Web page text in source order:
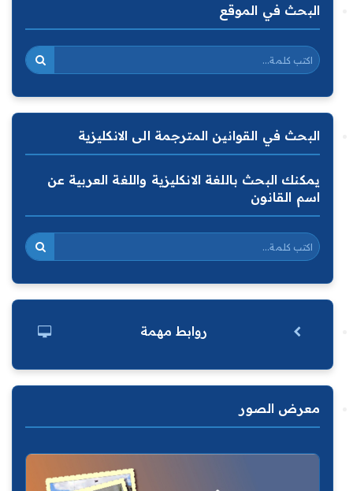
البحث في الموقع
البحث في القوانين المترجمة الى الانكليزية
يمكنك البحث باللغة الانكليزية واللغة العربية عن
اسم القانون
روابط مهمة
معرض الصور